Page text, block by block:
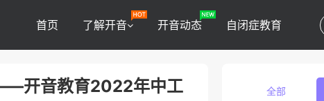
首页 了解开音 开音动态 自闭症教育
开音教育2022年中工
全部